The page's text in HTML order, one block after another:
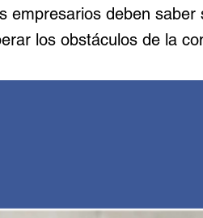
empresarios deben saber
los obstáculos de la